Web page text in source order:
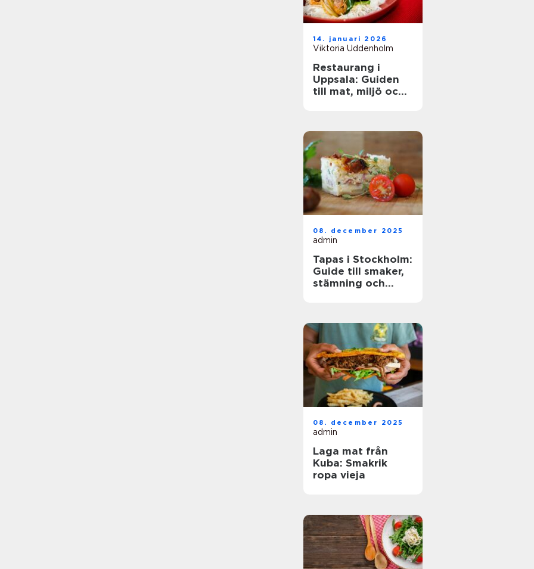
14. januari 2026
Viktoria Uddenholm
Restaurang i
Uppsala: Guiden
till mat, miljö och
08. december 2025
admin
Tapas i Stockholm:
Guide till smaker,
stämning och
08. december 2025
admin
Laga mat från
Kuba: Smakrik
ropa vieja